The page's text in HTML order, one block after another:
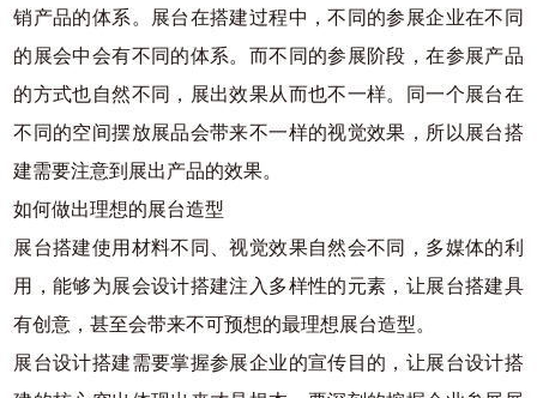
销产品的体系。展台在搭建过程中，不同的参展企业在不同
的展会中会有不同的体系。而不同的参展阶段，在参展产品
的方式也自然不同，展出效果从而也不一样。同一个展台在
不同的空间摆放展品会带来不一样的视觉效果，所以展台搭
建需要注意到展出产品的效果。
如何做出理想的展台造型
展台搭建使用材料不同、视觉效果自然会不同，多媒体的利
用，能够为展会设计搭建注入多样性的元素，让展台搭建具
有创意，甚至会带来不可预想的最理想展台造型。
展台设计搭建需要掌握参展企业的宣传目的，让展台设计搭